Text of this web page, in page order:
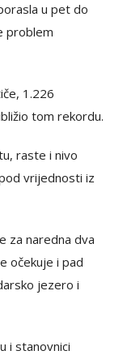
u pet do
problem
1.226
tom rekordu.
raste i nivo
vrijednosti iz
za naredna dva
očekuje i pad
jezero i
i stanovnici